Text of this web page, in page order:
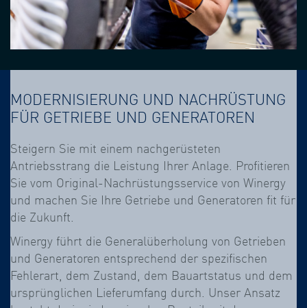
MODERNISIERUNG UND NACHRÜSTUNG
FÜR GETRIEBE UND GENERATOREN
Steigern Sie mit einem nachgerüsteten
Antriebsstrang die Leistung Ihrer Anlage. Profitieren
Sie vom Original-Nachrüstungsservice von Winergy
und machen Sie Ihre Getriebe und Generatoren fit für
die Zukunft.
Winergy führt die Generalüberholung von Getrieben
und Generatoren entsprechend der spezifischen
Fehlerart, dem Zustand, dem Bauartstatus und dem
ursprünglichen Lieferumfang durch. Unser Ansatz